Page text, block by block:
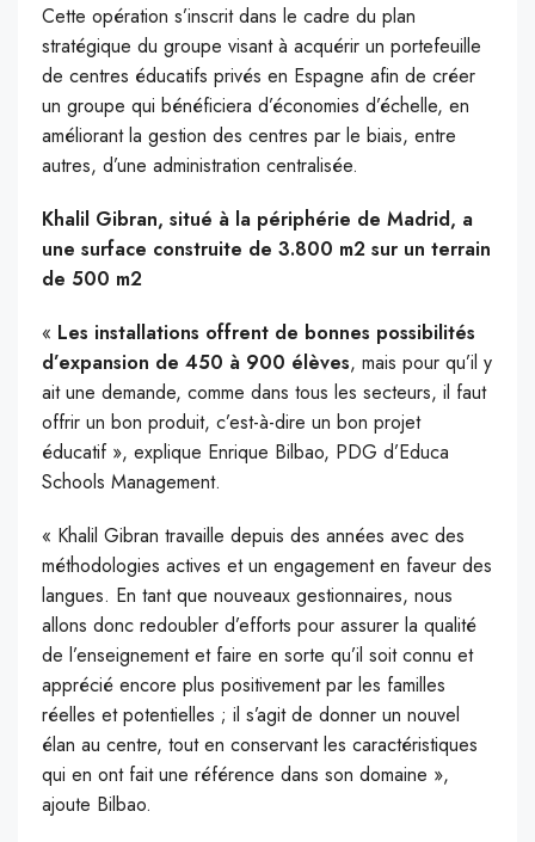
Cette opération s’inscrit dans le cadre du plan
stratégique du groupe visant à acquérir un portefeuille
de centres éducatifs privés en Espagne afin de créer
un groupe qui bénéficiera d’économies d’échelle, en
améliorant la gestion des centres par le biais, entre
autres, d’une administration centralisée.
Khalil Gibran, situé à la périphérie de Madrid, a
une surface construite de 3.800 m2 sur un terrain
de 500 m2
« Les installations offrent de bonnes possibilités
d’expansion de 450 à 900 élèves, mais pour qu’il y
ait une demande, comme dans tous les secteurs, il faut
offrir un bon produit, c’est-à-dire un bon projet
éducatif », explique Enrique Bilbao, PDG d’Educa
Schools Management.
« Khalil Gibran travaille depuis des années avec des
méthodologies actives et un engagement en faveur des
langues. En tant que nouveaux gestionnaires, nous
allons donc redoubler d’efforts pour assurer la qualité
de l’enseignement et faire en sorte qu’il soit connu et
apprécié encore plus positivement par les familles
réelles et potentielles ; il s’agit de donner un nouvel
élan au centre, tout en conservant les caractéristiques
qui en ont fait une référence dans son domaine »,
ajoute Bilbao.